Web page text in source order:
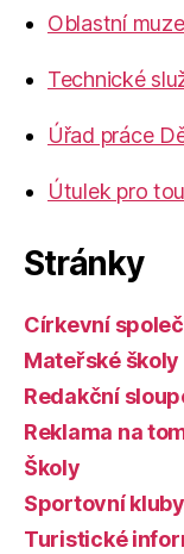
Oblastní
Technické
Úřad práce
Útulek pro
Stránky
Církevní
Mateřské školy
Redakční
Reklama na
Školy
Sportovní kluby
Turistické